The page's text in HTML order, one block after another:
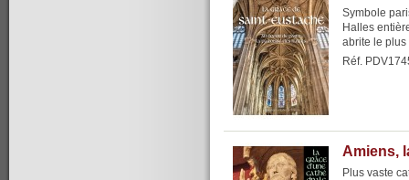
Symbole
Halles
abrite le
Réf.
Amiens,
Plus vaste